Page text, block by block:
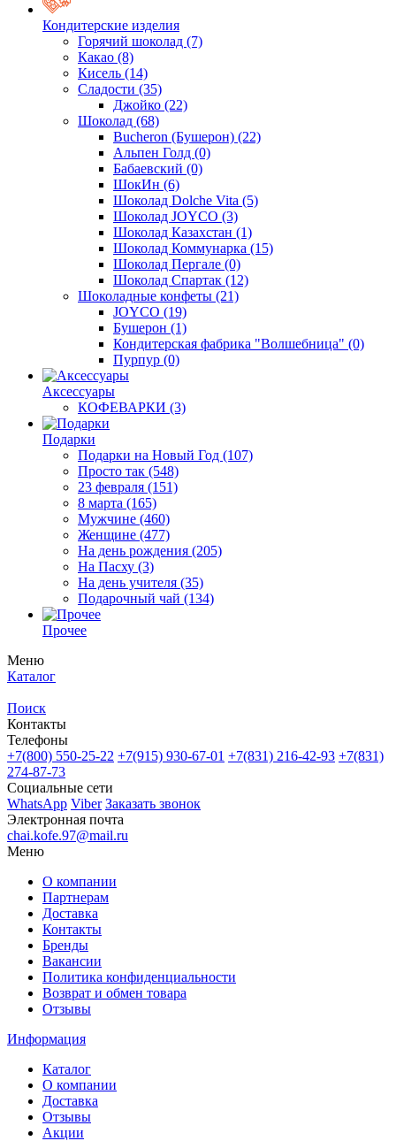
Кондитерские изделия
Горячий шоколад (7)
Какао (8)
Кисель (14)
Сладости (35)
Джойко (22)
Шоколад (68)
Bucheron (Бушерон) (22)
Альпен Голд (0)
Бабаевский (0)
ШокИн (6)
Шоколад Dolche Vita (5)
Шоколад JOYCO (3)
Шоколад Казахстан (1)
Шоколад Коммунарка (15)
Шоколад Пергале (0)
Шоколад Спартак (12)
Шоколадные конфеты (21)
JOYCO (19)
Бушерон (1)
Кондитерская фабрика "Волшебница" (0)
Пурпур (0)
Аксессуары
КОФЕВАРКИ (3)
Подарки
Подарки на Новый Год (107)
Просто так (548)
23 февраля (151)
8 марта (165)
Мужчине (460)
Женщине (477)
На день рождения (205)
На Пасху (3)
На день учителя (35)
Подарочный чай (134)
Прочее
Меню
Каталог
Поиск
Контакты
Телефоны
+7(800) 550-25-22 +7(915) 930-67-01 +7(831) 216-42-93 +7(831)
274-87-73
Социальные сети
WhatsApp Viber Заказать звонок
Электронная почта
chai.kofe.97@mail.ru
Меню
О компании
Партнерам
Доставка
Контакты
Бренды
Вакансии
Политика конфиденциальности
Возврат и обмен товара
Отзывы
Информация
Каталог
О компании
Доставка
Отзывы
Акции